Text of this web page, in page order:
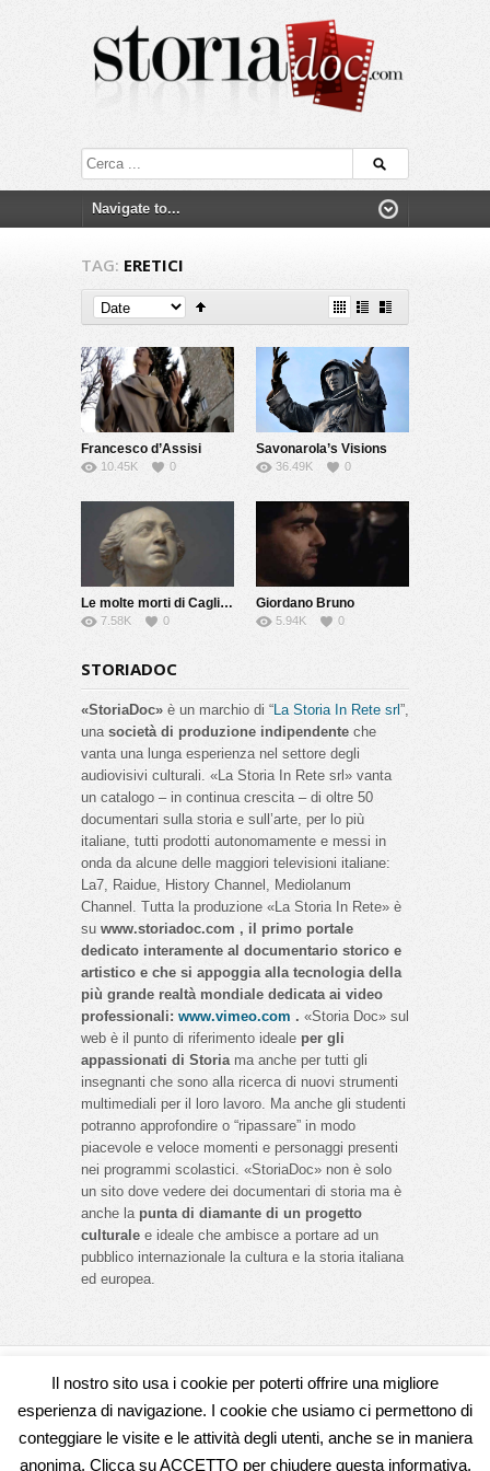
TAG: ERETICI
Francesco d’Assisi
10.45K 0
Savonarola’s Visions
36.49K 0
Le molte morti di Cagliostro
7.58K 0
Giordano Bruno
5.94K 0
STORIADOC
«StoriaDoc» è un marchio di “La Storia In Rete srl ”,
una società di produzione indipendente che
vanta una lunga esperienza nel settore degli
audiovisivi culturali. «La Storia In Rete srl» vanta
un catalogo – in continua crescita – di oltre 50
documentari sulla storia e sull’arte, per lo più
italiane, tutti prodotti autonomamente e messi in
onda da alcune delle maggiori televisioni italiane:
La7, Raidue, History Channel, Mediolanum
Channel. Tutta la produzione «La Storia In Rete» è
su www.storiadoc.com , il primo portale
dedicato interamente al documentario storico e
artistico e che si appoggia alla tecnologia della
più grande realtà mondiale dedicata ai video
professionali: www.vimeo.com . «Storia Doc» sul
web è il punto di riferimento ideale per gli
appassionati di Storiama anche per tutti gli
insegnanti che sono alla ricerca di nuovi strumenti
multimediali per il loro lavoro. Ma anche gli studenti
potranno approfondire o “ripassare” in modo
piacevole e veloce momenti e personaggi presenti
nei programmi scolastici. «StoriaDoc» non è solo
un sito dove vedere dei documentari di storia ma è
anche la punta di diamante di un progetto
culturale e ideale che ambisce a portare ad un
pubblico internazionale la cultura e la storia italiana
ed europea.
Seguici su
Il nostro sito usa i cookie per poterti offrire una migliore
esperienza di navigazione. I cookie che usiamo ci permettono di
conteggiare le visite e le attività degli utenti, anche se in maniera
anonima. Clicca su ACCETTO per chiudere questa informativa,